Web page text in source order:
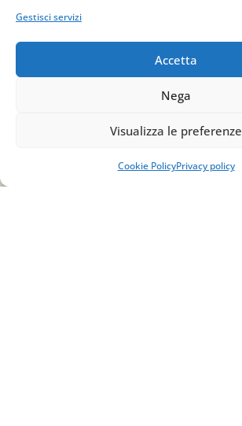
Gestisci servizi
Accetta
Nega
Visualizza le preferenze
Cookie PolicyPrivacy policy
Indirizzo
83030 Venticano (AV)
info@studiopizzano.it